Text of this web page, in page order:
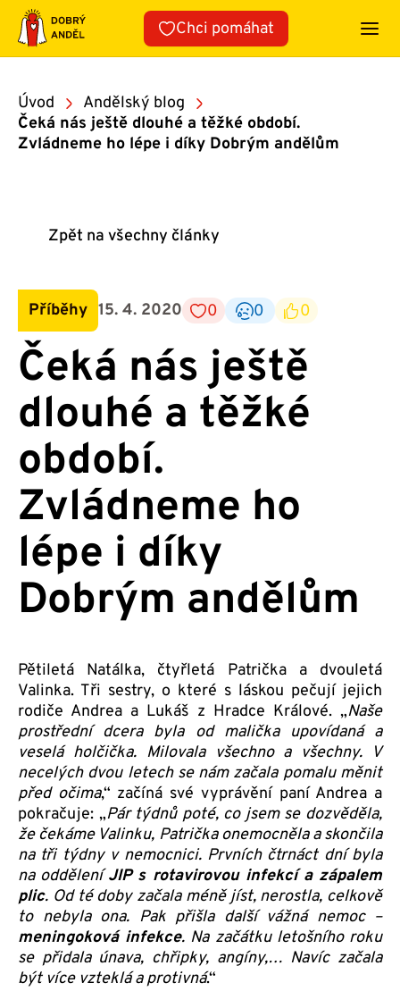
Přeskočit
obsah
Chci pomáhat
Úvod
Andělský blog
Čeká nás ještě dlouhé a těžké období.
Zvládneme ho lépe i díky Dobrým andělům
Zpět na všechny články
Příběhy 15. 4. 2020 0 0 0
Čeká nás ještě
dlouhé a těžké
období.
Zvládneme ho
lépe i díky
Dobrým andělům
Pětiletá Natálka, čtyřletá Patrička a dvouletá
Valinka. Tři sestry, o které s láskou pečují jejich
rodiče Andrea a Lukáš z Hradce Králové. „Naše
prostřední dcera byla od malička upovídaná a
veselá holčička. Milovala všechno a všechny. V
necelých dvou letech se nám začala pomalu měnit
před očima,“ začíná své vyprávění paní Andrea a
pokračuje: „Pár týdnů poté, co jsem se dozvěděla,
že čekáme Valinku, Patrička onemocněla a skončila
na tři týdny v nemocnici. Prvních čtrnáct dní byla
na odděleníJIP s rotavirovou infekcí a zápalem
plic. Od té doby začala méně jíst, nerostla, celkově
to nebyla ona. Pak přišla další vážná nemoc –
meningoková infekce. Na začátku letošního roku
se přidala únava, chřipky, angíny,… Navíc začala
být více vzteklá a protivná.“